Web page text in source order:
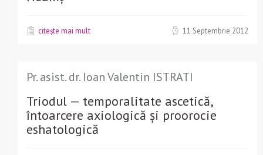
citește mai mult 11 Septembrie 2012
Pr. asist. dr. Ioan Valentin ISTRATI
Triodul — temporalitate ascetică,
întoarcere axiologică și proorocie
eshatologică